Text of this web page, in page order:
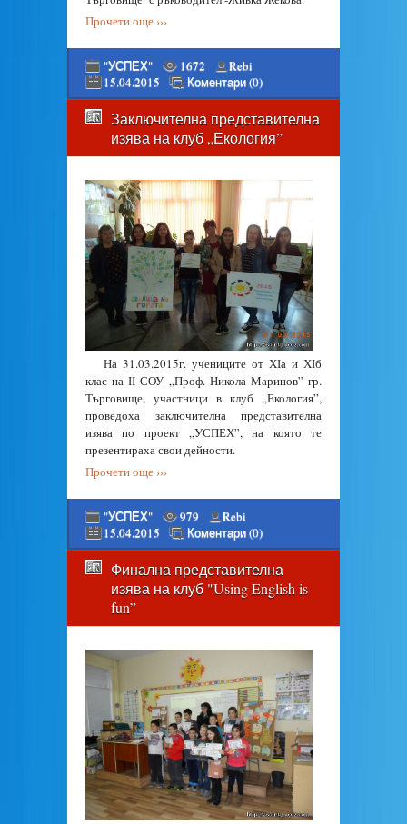
Прочети още ›››
"УСПЕХ" 1672
Rebi
15.04.2015
Коментари (0)
Заключителна представителна
изява на клуб „Екология”
На 31.03.2015г. учениците от ХІа и ХІб
клас на ІІ СОУ „Проф. Никола Маринов” гр.
Търговище, участници в клуб „Екология”,
проведоха заключителна представителна
изява по проект „УСПЕХ”, на която те
презентираха свои дейности.
Прочети още ›››
"УСПЕХ" 979
Rebi
15.04.2015
Коментари (0)
Финална представителна
изява на клуб "Using English is
fun”